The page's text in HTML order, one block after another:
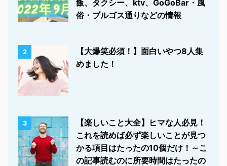
飯、タクシー、ktv、GoGoBar・風
俗・ブルゴス通りなどの情報
2
【大爆笑必須！】面白いやつ8人集
めました！
3
【楽しいこと大全】ヒマな人必見！
これを読めば必ず楽しいことが見つ
かる項目はたったの10個だけ！～こ
の記事読むのに所要時間はたったの